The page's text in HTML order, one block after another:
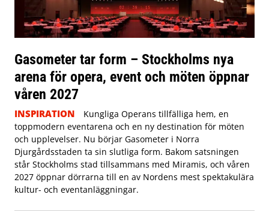
Gasometer tar form – Stockholms nya
arena för opera, event och möten öppnar
våren 2027
INSPIRATION
Kungliga Operans tillfälliga hem, en
toppmodern eventarena och en ny destination för möten
och upplevelser. Nu börjar Gasometer i Norra
Djurgårdsstaden ta sin slutliga form. Bakom satsningen
står Stockholms stad tillsammans med Miramis, och våren
2027 öppnar dörrarna till en av Nordens mest spektakulära
kultur- och eventanläggningar.